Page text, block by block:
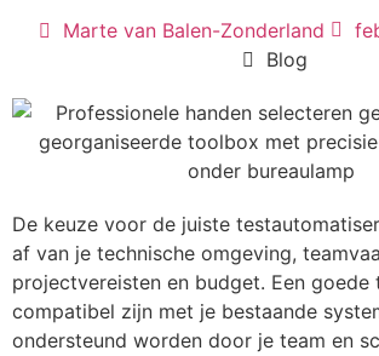
Marte van Balen-Zonderland
Blog
De keuze voor de juiste
af van je technische omgeving,
projectvereisten en budget. Een goede
compatibel zijn met je bestaande
ondersteund worden door je team en